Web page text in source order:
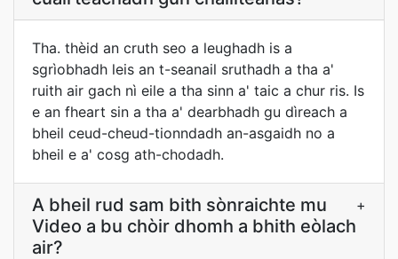
Tha. thèid an cruth seo a leughadh is a
sgrìobhadh leis an t-seanail sruthadh a tha a'
ruith air gach nì eile a tha sinn a' taic a chur ris. Is
e an fheart sin a tha a' dearbhadh gu dìreach a
bheil ceud-cheud-tionndadh an-asgaidh no a
bheil e a' cosg ath-chodadh.
A bheil rud sam bith sònraichte mu
Video a bu chòir dhomh a bhith eòlach
air?
+